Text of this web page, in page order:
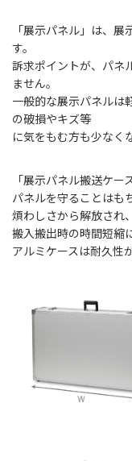
「展示パネル」は、
す。
訴求ポイントが、パネ
ません。
一般的な展示パネルは
の破損やキズ等
に気をもむ方も少なく
「展示パネル搬送ケー
パネルを守ることはも
煩わしさから解放され、
搬入搬出時の時間短縮
アルミケースは耐久性